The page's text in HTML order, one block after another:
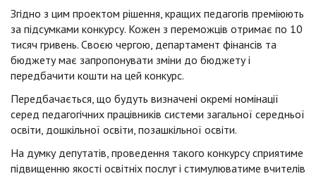
Згідно з цим проектом рішення, кращих педагогів преміюють
за підсумками конкурсу. Кожен з переможців отримає по 10
тисяч гривень. Своєю чергою, департамент фінансів та
бюджету має запропонувати зміни до бюджету і
передбачити кошти на цей конкурс.
Передбачається, що будуть визначені окремі номінації
серед педагогічних працівників системи загальної середньої
освіти, дошкільної освіти, позашкільної освіти.
На думку депутатів, проведення такого конкурсу сприятиме
підвищенню якості освітніх послуг і стимулюватиме вчителів